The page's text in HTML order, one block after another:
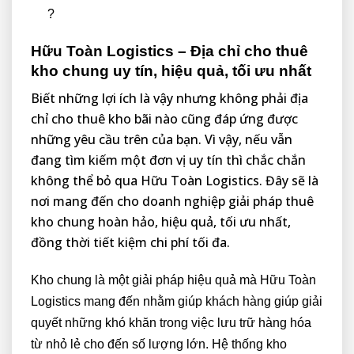
?
Hữu Toàn Logistics – Địa chỉ cho thuê
kho chung uy tín, hiệu quả, tối ưu nhất
Biết những lợi ích là vậy nhưng không phải địa
chỉ cho thuê kho bãi nào cũng đáp ứng được
những yêu cầu trên của bạn. Vì vậy, nếu vẫn
đang tìm kiếm một đơn vị uy tín thì chắc chắn
không thể bỏ qua Hữu Toàn Logistics. Đây sẽ là
nơi mang đến cho doanh nghiệp giải pháp thuê
kho chung hoàn hảo, hiệu quả, tối ưu nhất,
đồng thời tiết kiệm chi phí tối đa.
Kho chung là một giải pháp hiệu quả mà Hữu Toàn
Logistics mang đến nhằm giúp khách hàng giúp giải
quyết những khó khăn trong việc lưu trữ hàng hóa
từ nhỏ lẻ cho đến số lượng lớn. Hệ thống kho